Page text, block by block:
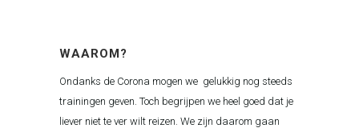
WAAROM?
Ondanks de Corona mogen we gelukkig nog steeds
trainingen geven. Toch begrijpen we heel goed dat je
liever niet te ver wilt reizen. We zijn daarom gaan